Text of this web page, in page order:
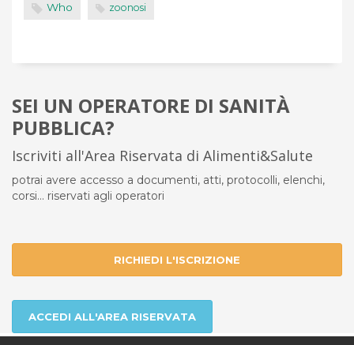
Who zoonosi
SEI UN OPERATORE DI SANITÀ
PUBBLICA?
Iscriviti all'Area Riservata di Alimenti&Salute
potrai avere accesso a documenti, atti, protocolli, elenchi,
corsi... riservati agli operatori
RICHIEDI L'ISCRIZIONE
ACCEDI ALL'AREA RISERVATA